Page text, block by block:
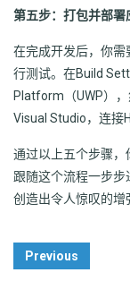
第五步：打包并部
在完成开发后，你
行测试。在Build
Platform（UWP）
Visual Studio，连接
通过以上五个步骤，
跟随这个流程一步
创造出令人惊叹的增
Post
Navigation
Previous